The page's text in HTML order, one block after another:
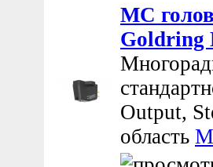
MC
Goldring
Output,
область